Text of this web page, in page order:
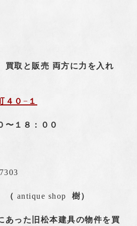
買取と販売 両方に力を入れ
４０ − １
１８：００
（ antique shop 樹）
あった旧松本建具の物件を買